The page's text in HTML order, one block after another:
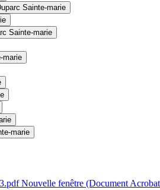
Sainte-marie
Sainte-marie
marie
marie
Nouvelle fenêtre (Document